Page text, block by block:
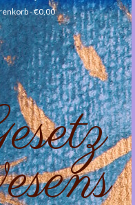
-€0,00